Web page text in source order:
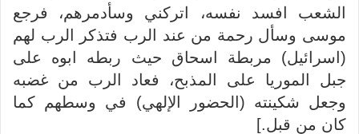
الشعب افسد نفسه، اتركني وسأدمرهم، فرجع
موسى وسأل رحمة من عند الرب فتذكر الرب لهم
(اسرائيل) مربطة اسحاق حيث ربطه ابوه على
جبل الموريا على المذبح، فعاد الرب من غضبه
وجعل شكينته (الحضور الإلهي) في وسطهم كما
كان من قبل.]